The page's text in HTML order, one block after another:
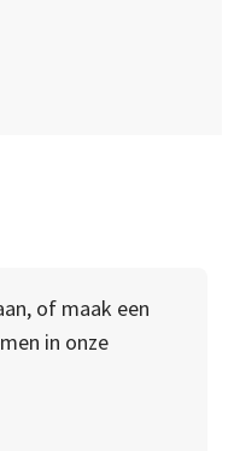
of maak een
in onze